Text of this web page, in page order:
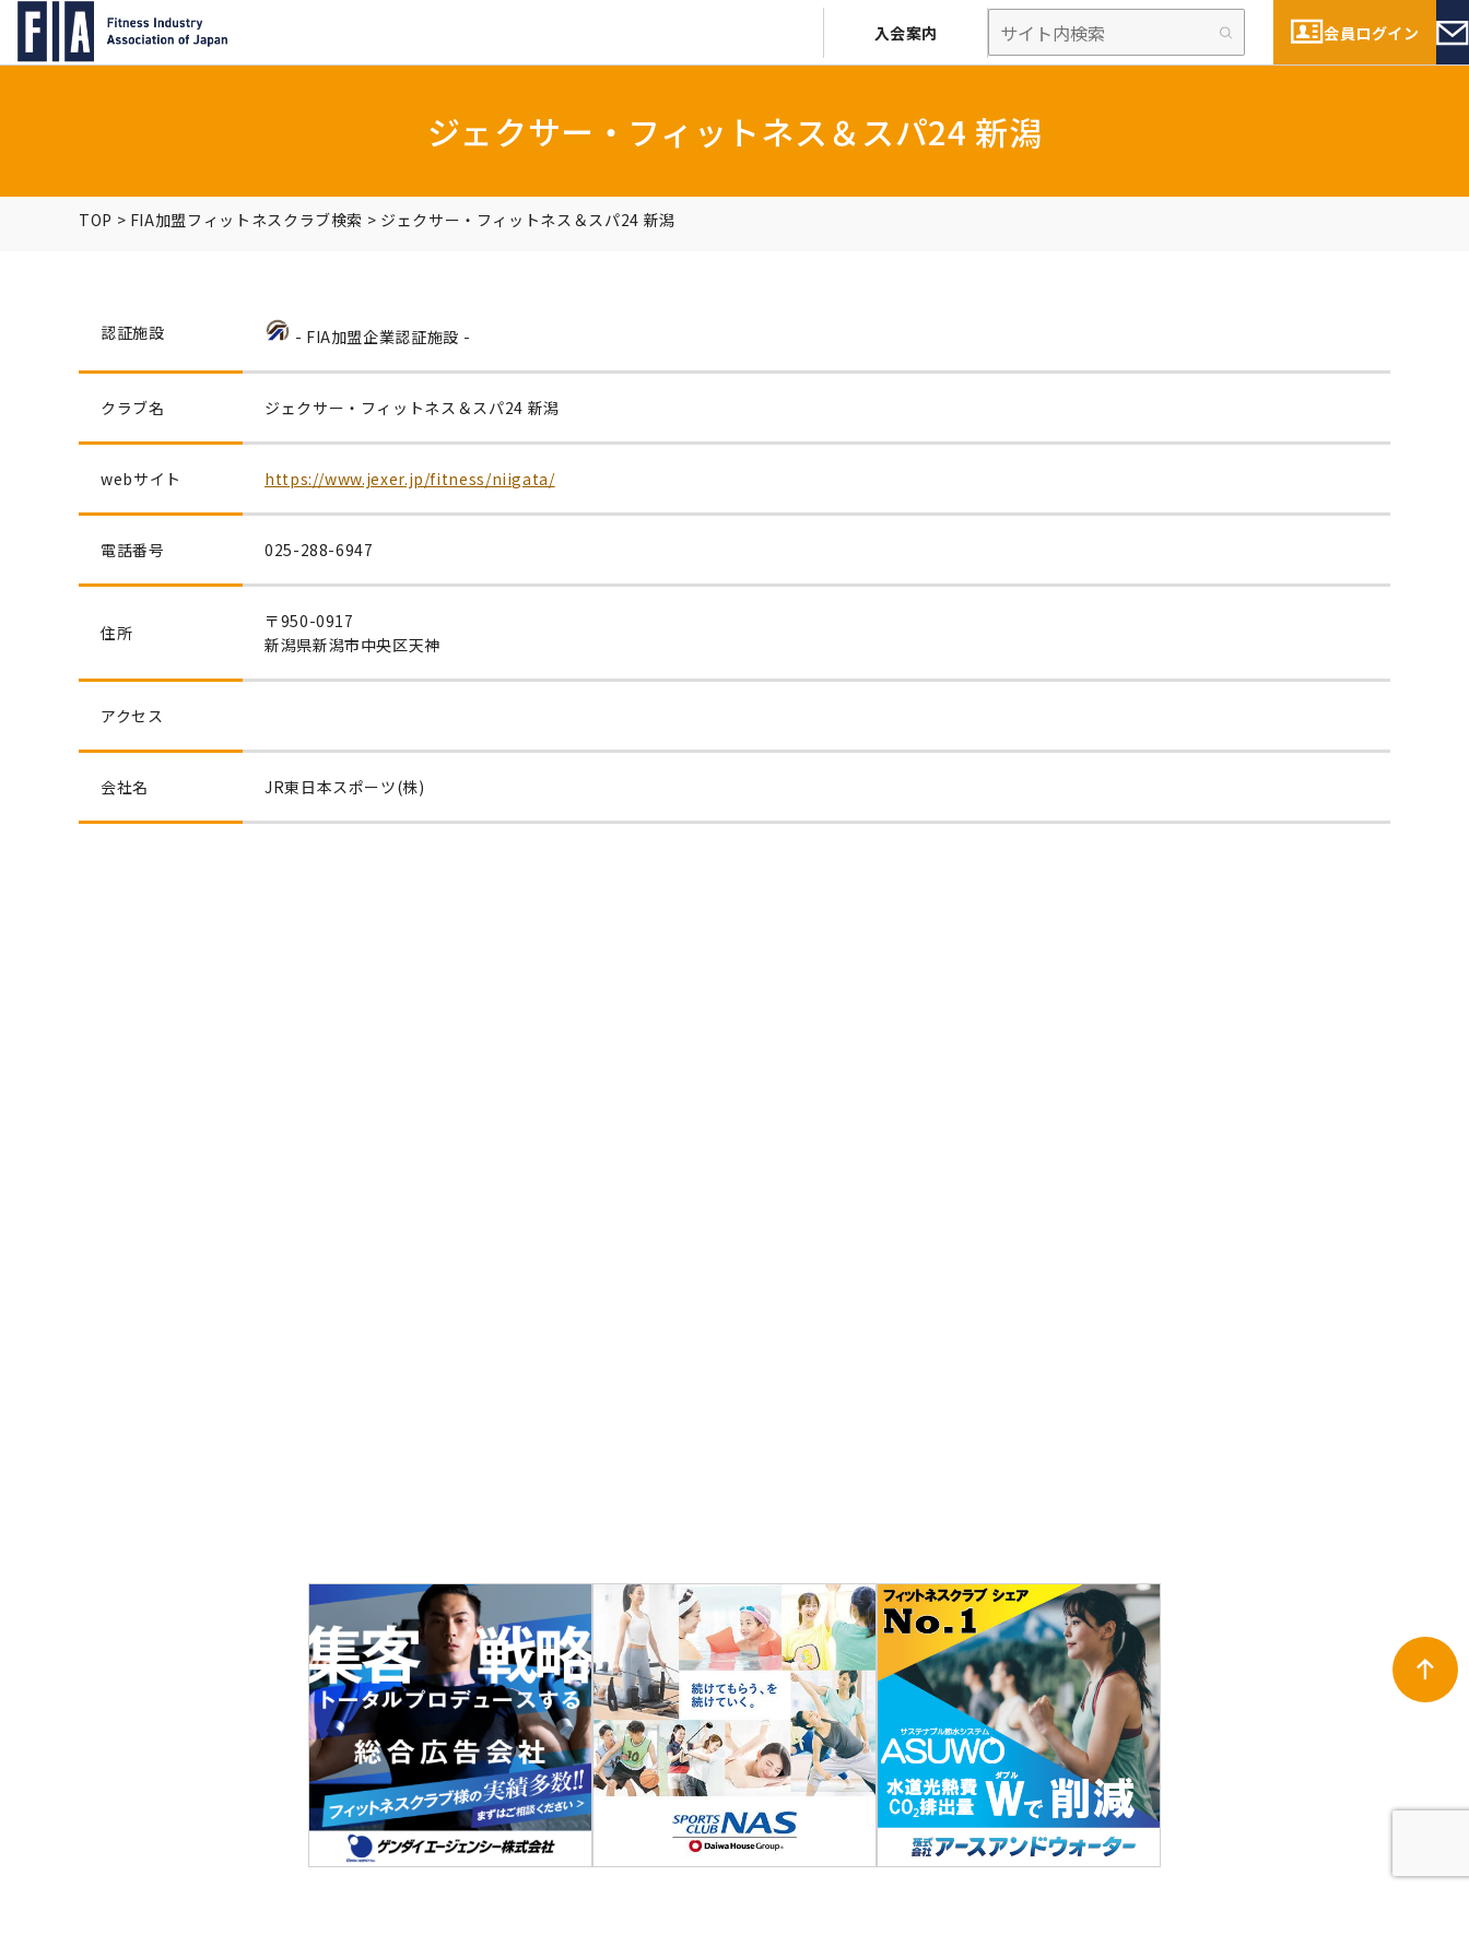
入会案内 会員ログイン
ジェクサー・フィットネス＆スパ24 新潟
TOP > FIA加盟フィットネスクラブ検索 > ジェクサー・フィットネス＆スパ24 新潟
認証施設 - FIA加盟企業認証施設 -
クラブ名 ジェクサー・フィットネス＆スパ24 新潟
webサイト https://www.jexer.jp/fitness/niigata/
電話番号 025-288-6947
住所
〒950-0917
新潟県新潟市中央区天神
アクセス
会社名 JR東日本スポーツ(株)